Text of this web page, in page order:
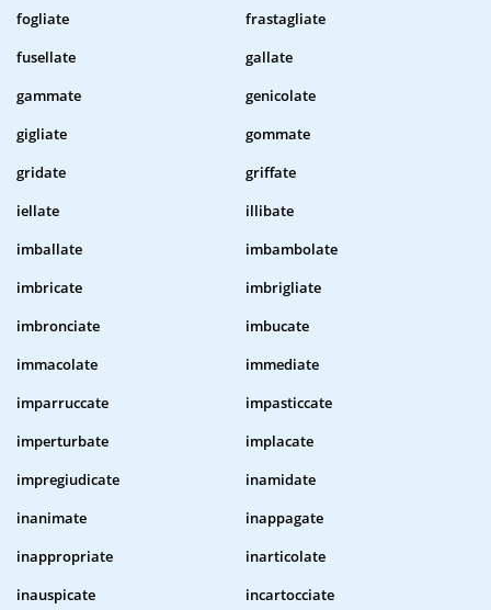
fogliate
frastagliate
fusellate
gallate
gammate
genicolate
gigliate
gommate
gridate
griffate
iellate
illibate
imballate
imbambolate
imbricate
imbrigliate
imbronciate
imbucate
immacolate
immediate
imparruccate
impasticcate
imperturbate
implacate
impregiudicate
inamidate
inanimate
inappagate
inappropriate
inarticolate
inauspicate
incartocciate